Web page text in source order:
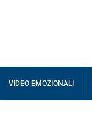
VIDEO EMOZIONALI